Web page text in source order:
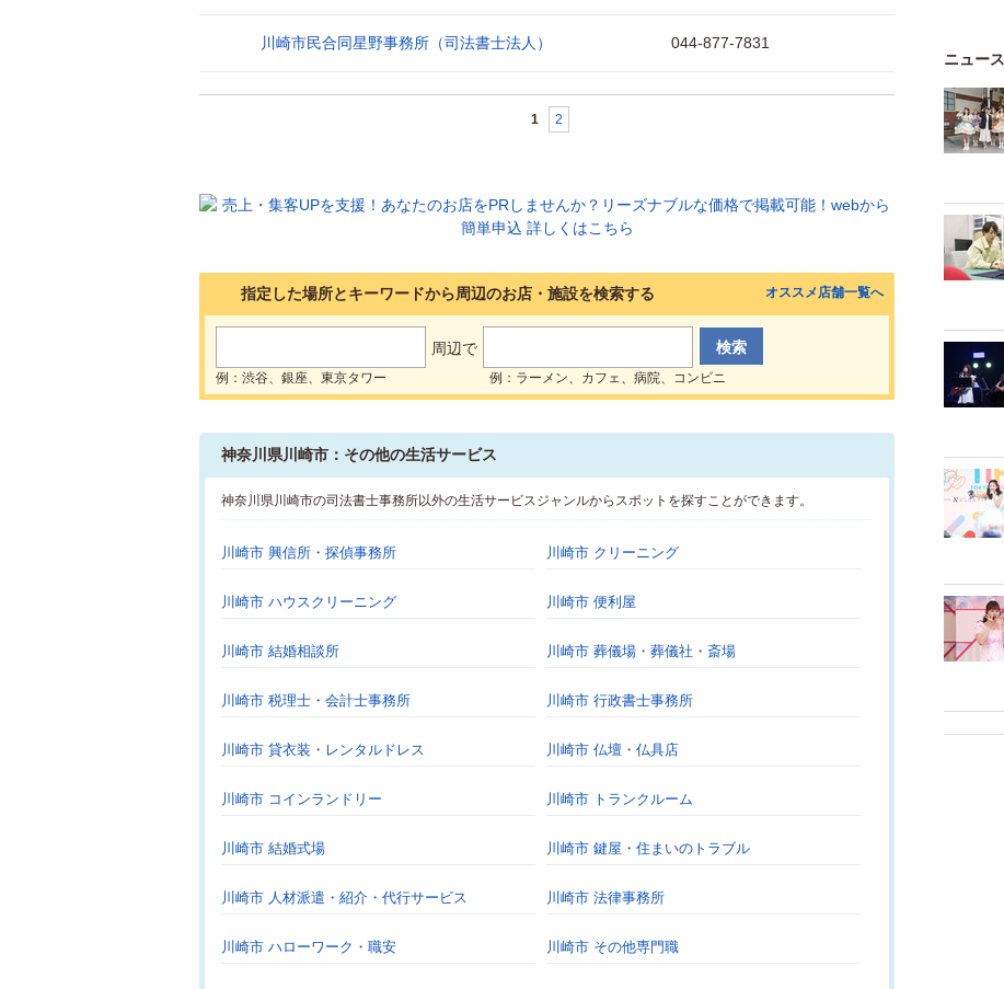
川崎市民合同星野事務所（司法書士法人） 044-877-7831
1 2
指定した場所とキーワードから周辺のお店・施設を検索する
周辺で
例：渋谷、銀座、東京タワー 例：ラーメン、カフェ、病院、コンビニ
オススメ店舗一覧へ
神奈川県川崎市：その他の生活サービス
神奈川県川崎市の司法書士事務所以外の生活サービスジャンルからスポットを探すことができます。
川崎市 興信所・探偵事務所 川崎市 クリーニング
川崎市 ハウスクリーニング 川崎市 便利屋
川崎市 結婚相談所 川崎市 葬儀場・葬儀社・斎場
川崎市 税理士・会計士事務所 川崎市 行政書士事務所
川崎市 貸衣装・レンタルドレス 川崎市 仏壇・仏具店
川崎市 コインランドリー 川崎市 トランクルーム
川崎市 結婚式場 川崎市 鍵屋・住まいのトラブル
川崎市 人材派遣・紹介・代行サービス 川崎市 法律事務所
川崎市 ハローワーク・職安 川崎市 その他専門職
ニュー